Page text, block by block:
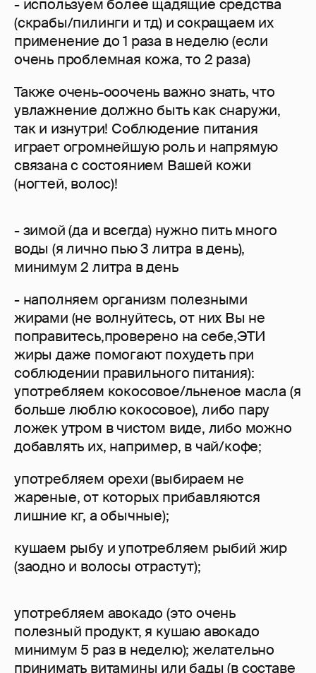
- используем более щадящие средства
(скрабы/пилинги и тд) и сокращаем их
применение до 1 раза в неделю (если
очень проблемная кожа, то 2 раза)
Также очень-ооочень важно знать, что
увлажнение должно быть как снаружи,
так и изнутри! Соблюдение питания
играет огромнейшую роль и напрямую
связана с состоянием Вашей кожи
(ногтей, волос)!
- зимой (да и всегда) нужно пить много
воды (я лично пью 3 литра в день),
минимум 2 литра в день
- наполняем организм полезными
жирами (не волнуйтесь, от них Вы не
поправитесь,проверено на себе,ЭТИ
жиры даже помогают похудеть при
соблюдении правильного питания):
употребляем кокосовое/льненое масла (я
больше люблю кокосовое), либо пару
ложек утром в чистом виде, либо можно
добавлять их, например, в чай/кофе;
употребляем орехи (выбираем не
жареные, от которых прибавляются
лишние кг, а обычные);
кушаем рыбу и употребляем рыбий жир
(заодно и волосы отрастут);
употребляем авокадо (это очень
полезный продукт, я кушаю авокадо
минимум 5 раз в неделю); желательно
принимать витамины или бады (в составе